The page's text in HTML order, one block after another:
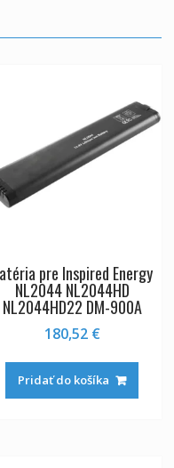
pre Inspired Energy
NL2044 NL2044HD
NL2044HD22 DM-900A
180,52 €
Pridať do košíka